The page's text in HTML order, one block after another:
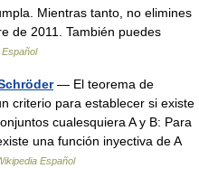
Mientras tanto, no elimines
de 2011. También puedes
Español
— El teorema de
criterio para establecer si existe
cualesquiera A y B: Para
una función inyectiva de A
Español